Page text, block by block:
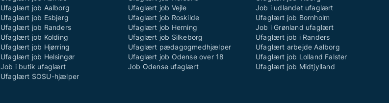
Ufaglært job Aalborg
Ufaglært job Esbjerg
Ufaglært job Randers
Ufaglært job Kolding
Ufaglært job Hjørring
Ufaglært job Helsingør
Job i butik ufaglært
Ufaglært SOSU-hjælper
Ufaglært job Vejle
Ufaglært job Roskilde
Ufaglært job Herning
Ufaglært job Silkeborg
Ufaglært pædagogmedhjælper
Ufaglært job Odense over 18
Job Odense ufaglært
Job i udlandet ufaglært
Ufaglært job Bornholm
Job i Grønland ufaglært
Ufaglært job i Randers
Ufaglært arbejde Aalborg
Ufaglært job Lolland Falster
Ufaglært job Midtjylland